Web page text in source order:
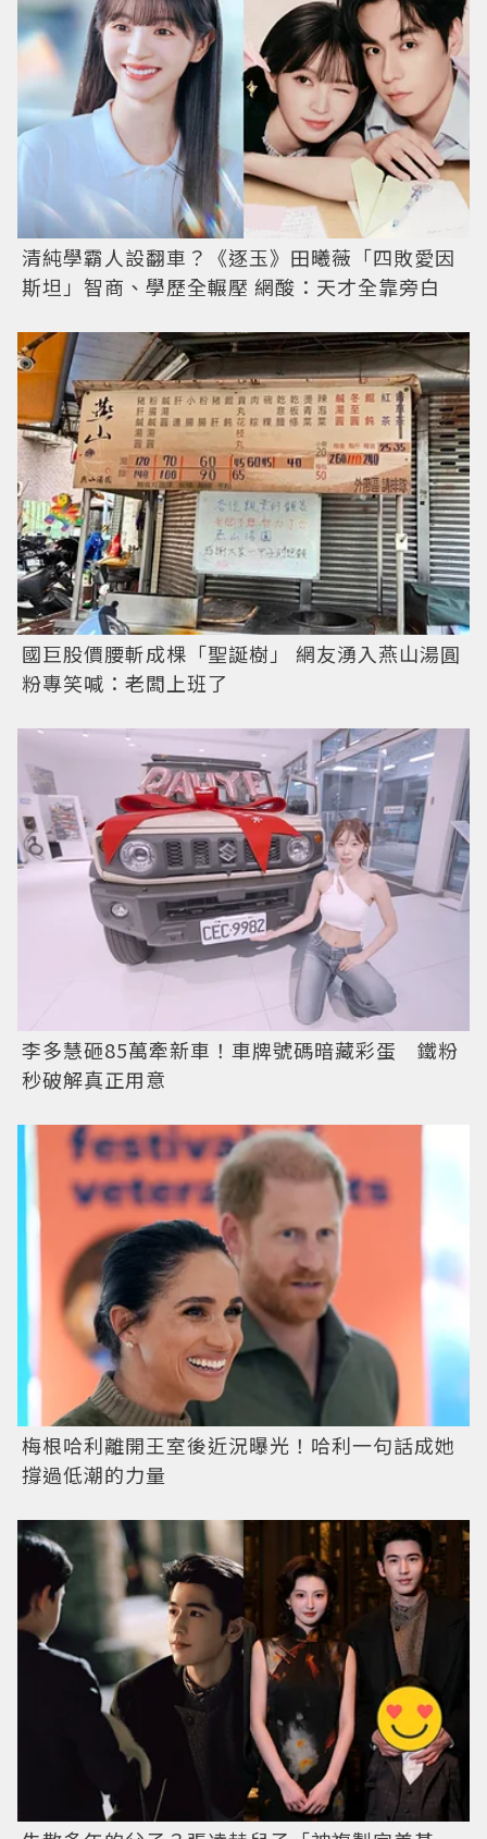
清純學霸人設翻車？《逐玉》田曦薇「四敗愛因
斯坦」智商、學歷全輾壓 網酸：天才全靠旁白
國巨股價腰斬成棵「聖誕樹」 網友湧入燕山湯圓
粉專笑喊：老闆上班了
李多慧砸85萬牽新車！車牌號碼暗藏彩蛋 鐵粉
秒破解真正用意
梅根哈利離開王室後近況曝光！哈利一句話成她
撐過低潮的力量